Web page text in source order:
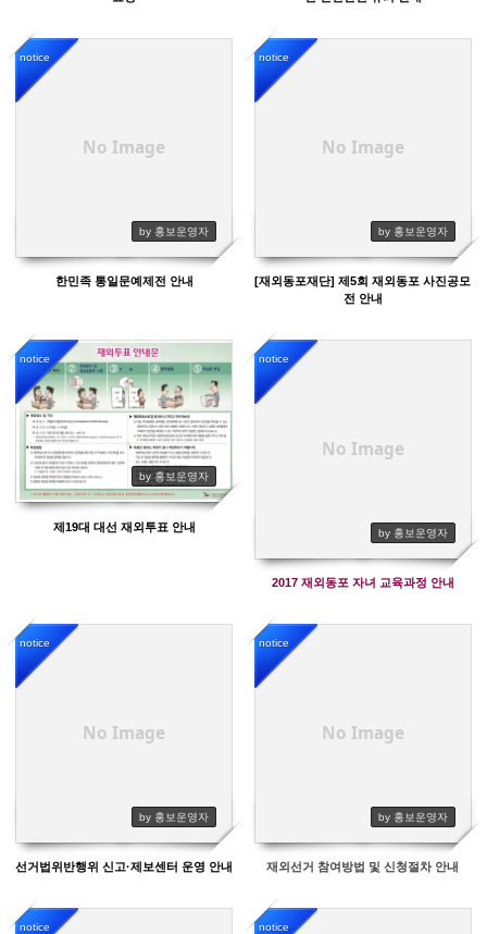
No Image
notice
by 홍보운영자
한민족 통일문예제전 안내
No Image
notice
by 홍보운영자
[재외동포재단] 제5회 재외동포 사진공모
전 안내
notice
by 홍보운영자
3399
제19대 대선 재외투표 안내
No Image
notice
by 홍보운영자
2017 재외동포 자녀 교육과정 안내
No Image
notice
by 홍보운영자
선거법위반행위 신고·제보센터 운영 안내
No Image
notice
by 홍보운영자
재외선거 참여방법 및 신청절차 안내
notice notice